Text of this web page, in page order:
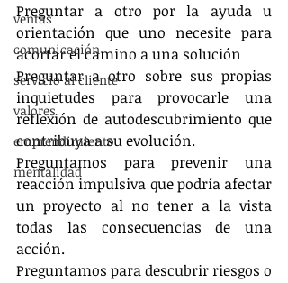
ventas
comunicación
servicio al cliente
valores
emprendimiento
mentalidad
Preguntar a otro por la ayuda u
orientación que uno necesite para
acortar el camino a una solución
Preguntar a otro sobre sus propias
inquietudes para provocarle una
reflexión de autodescubrimiento que
contribuya a su evolución.
Preguntamos para prevenir una
reacción impulsiva que podría afectar
un proyecto al no tener a la vista
todas las consecuencias de una
acción.
Preguntamos para descubrir riesgos o